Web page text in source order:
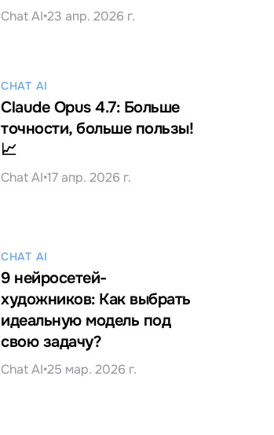
Chat AI•23 апр. 2026 г.
CHAT AI
Claude Opus 4.7: Больше
точности, больше пользы!
📈
Chat AI•17 апр. 2026 г.
CHAT AI
9 нейросетей-
художников: Как выбрать
идеальную модель под
свою задачу?
Chat AI•25 мар. 2026 г.